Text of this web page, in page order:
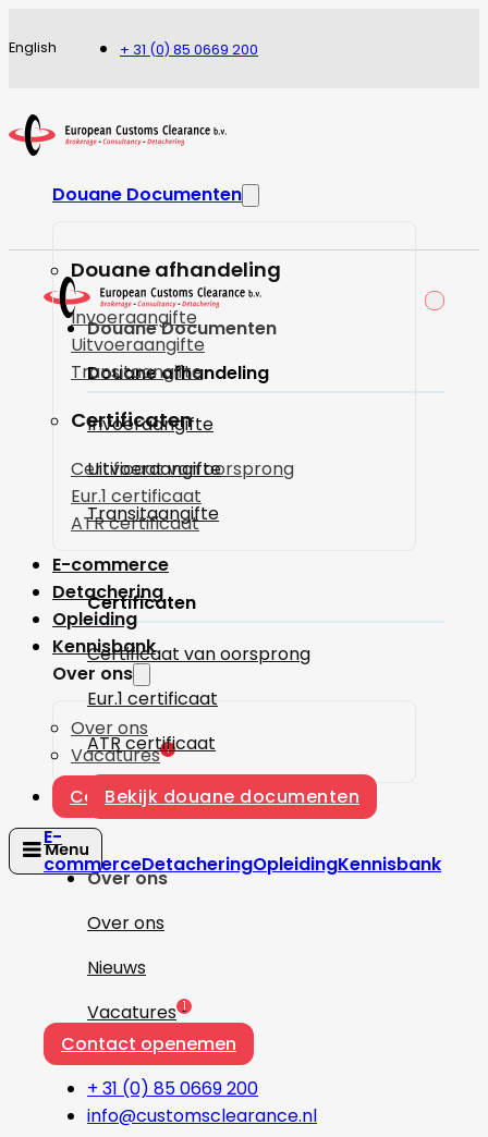
English + 31 (0) 85 0669 200
Douane Documenten
Douane afhandeling
Invoeraangifte
Uitvoeraangifte
Transitaangifte
Certificaten
Certificaat van oorsprong
Eur.1 certificaat
ATR certificaat
E-commerce
Detachering
Opleiding
Kennisbank
Over ons
Over ons
Vacatures 1
Contact
Douane Documenten
Douane afhandeling
Invoeraangifte
Uitvoeraangifte
Transitaangifte
Certificaten
Certificaat van oorsprong
Eur.1 certificaat
ATR certificaat
Bekijk douane documenten
E-
commerceDetacheringOpleidingKennisbank
Over ons
Over ons
Nieuws
Vacatures 1
Contact openemen
+ 31 (0) 85 0669 200
info@customsclearance.nl